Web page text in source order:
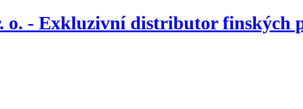
o. - Exkluzivní distributor